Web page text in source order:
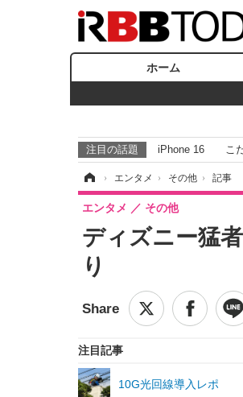
ホーム
注目の話題 iPhone 16 こ
› エンタメ › その他 › 記事
ディズニー猛
り
エンタメ その他
注目記事
10G光回線導入レポ